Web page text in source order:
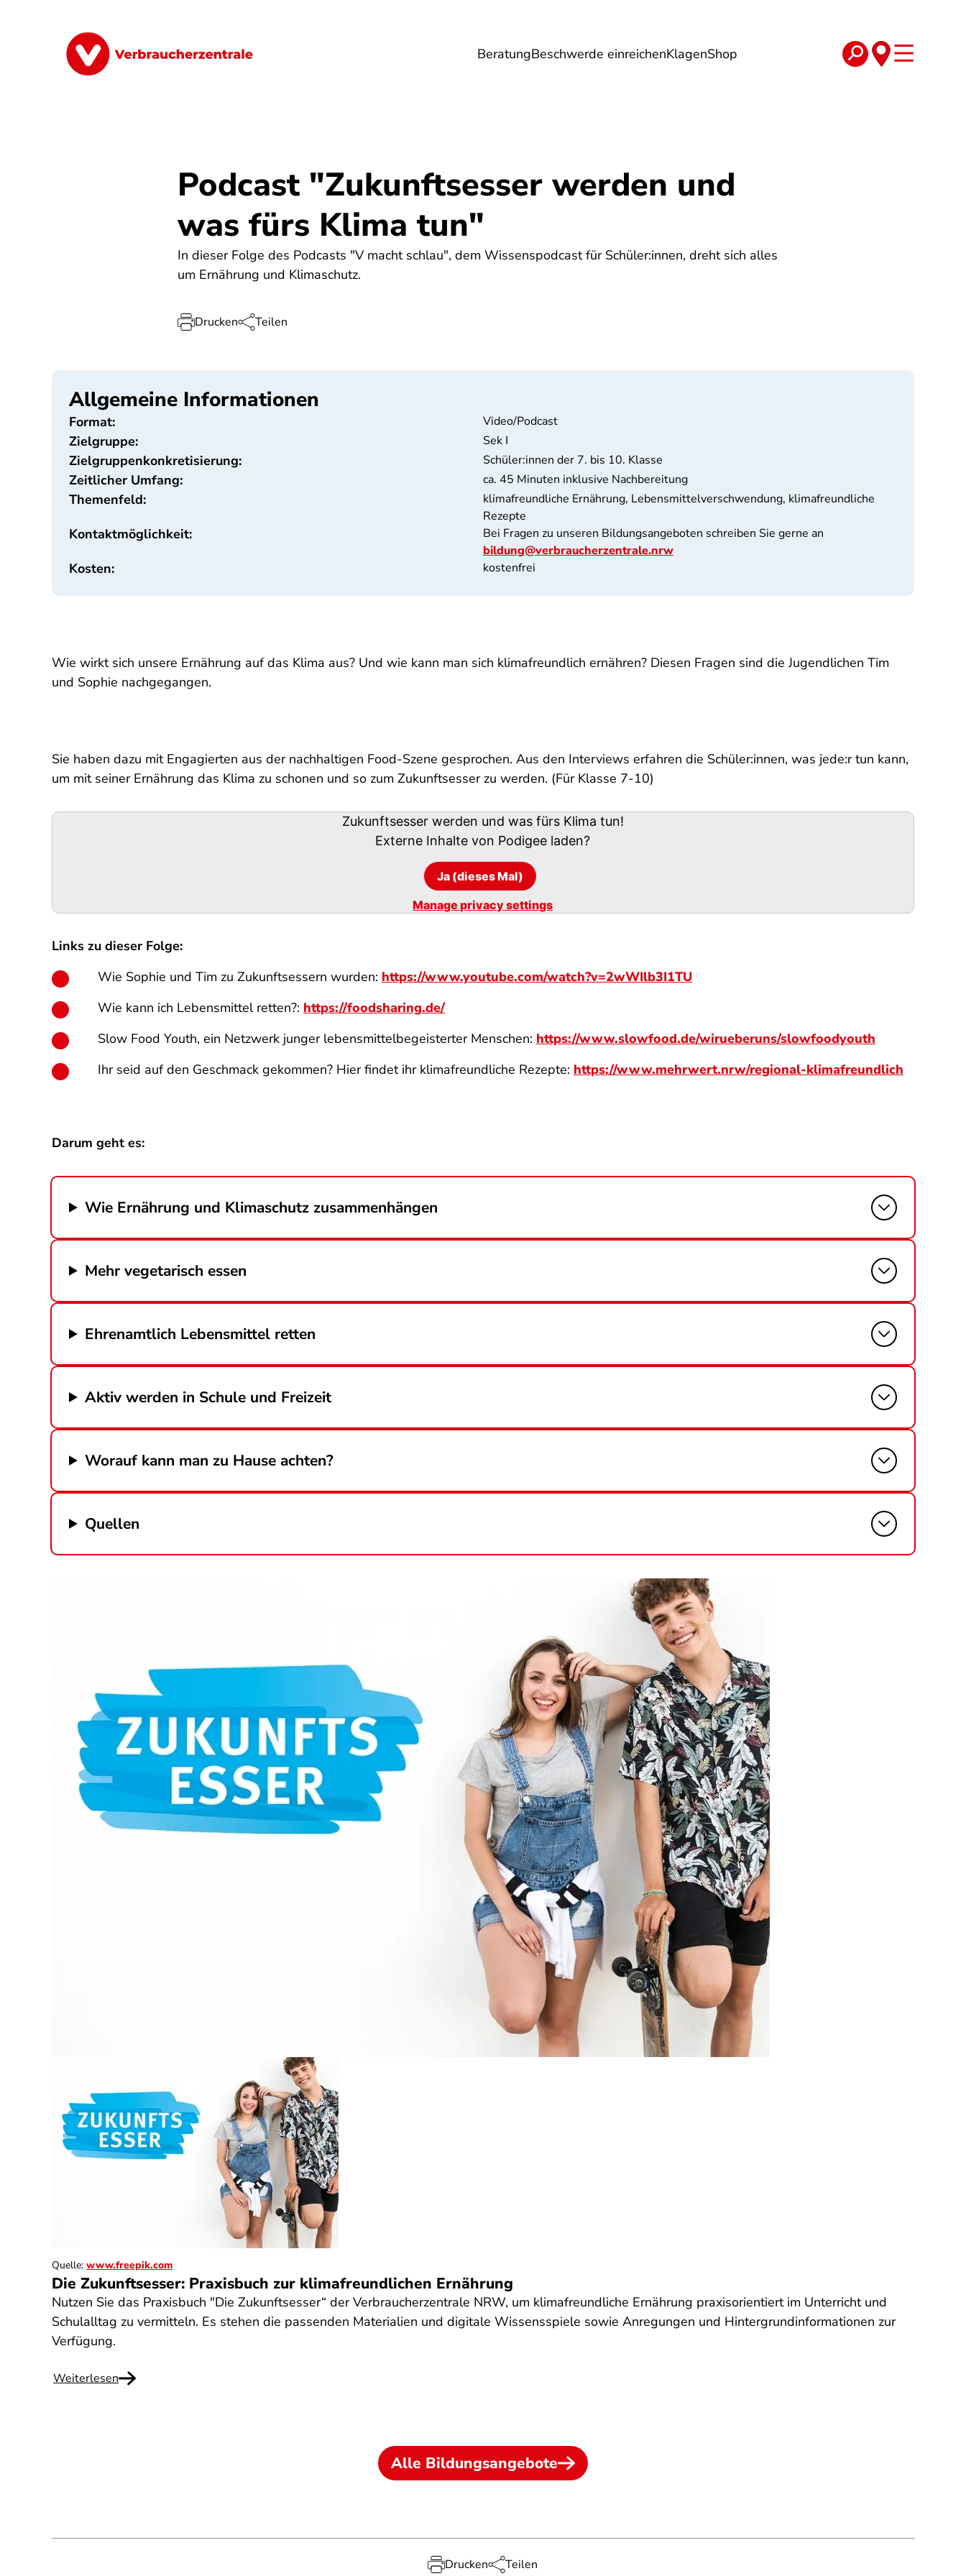
BeratungBeschwerde einreichenKlagenShop
Finanzen Digitales Lebensmittel Gesundheit Energie Reise Verträge
Podcast "Zukunftsesser werden und
was fürs Klima tun"
In dieser Folge des Podcasts "V macht schlau", dem Wissenspodcast für Schüler:innen, dreht sich alles
um Ernährung und Klimaschutz.
Drucken Teilen
Allgemeine Informationen
Format: Video/Podcast
Zielgruppe: Sek I
Zielgruppenkonkretisierung: Schüler:innen der 7. bis 10. Klasse
Zeitlicher Umfang: ca. 45 Minuten inklusive Nachbereitung
Themenfeld:
klimafreundliche Ernährung, Lebensmittelverschwendung, klimafreundliche
Rezepte
Kontaktmöglichkeit:
Bei Fragen zu unseren Bildungsangeboten schreiben Sie gerne an
bildung@verbraucherzentrale.nrw
Kosten: kostenfrei
Wie wirkt sich unsere Ernährung auf das Klima aus? Und wie kann man sich klimafreundlich ernähren? Diesen Fragen sind die Jugendlichen Tim
und Sophie nachgegangen.
Sie haben dazu mit Engagierten aus der nachhaltigen Food-Szene gesprochen. Aus den Interviews erfahren die Schüler:innen, was jede:r tun kann,
um mit seiner Ernährung das Klima zu schonen und so zum Zukunftsesser zu werden. (Für Klasse 7-10)
Podigee-
Zukunftsesser werden und was fürs Klima tun!
Externe Inhalte von Podigee laden?
Ja (dieses Mal)
Manage privacy settings
Links zu dieser Folge:
Wie Sophie und Tim zu Zukunftsessern wurden: https://www.youtube.com/watch?v=2wWIlb3I1TU
Wie kann ich Lebensmittel retten?: https://foodsharing.de/
Slow Food Youth, ein Netzwerk junger lebensmittelbegeisterter Menschen: https://www.slowfood.de/wirueberuns/slowfoodyouth
Ihr seid auf den Geschmack gekommen? Hier findet ihr klimafreundliche Rezepte: https://www.mehrwert.nrw/regional-klimafreundlich
Darum geht es:
Wie Ernährung und Klimaschutz zusammenhängen
Mehr vegetarisch essen
Ehrenamtlich Lebensmittel retten
Aktiv werden in Schule und Freizeit
Worauf kann man zu Hause achten?
Quellen
Die Zukunftsesser: Praxisbuch zur klimafreundlichen Ernährung
Nutzen Sie das Praxisbuch "Die Zukunftsesser“ der Verbraucherzentrale NRW, um klimafreundliche Ernährung praxisorientiert im Unterricht und
Schulalltag zu vermitteln. Es stehen die passenden Materialien und digitale Wissensspiele sowie Anregungen und Hintergrundinformationen zur
Verfügung.
Weiterlesen
Quelle: www.freepik.com
Alle Bildungsangebote
Drucken Teilen